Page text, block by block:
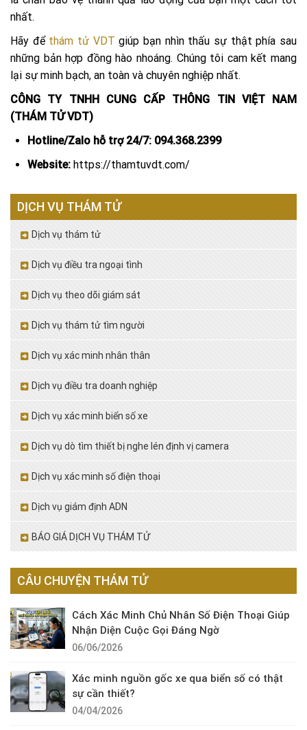
nhất.
Hãy để thám tử VDT giúp bạn nhìn thấu sự thật phía sau
những bản hợp đồng hào nhoáng. Chúng tôi cam kết mang
lại sự minh bạch, an toàn và chuyên nghiệp nhất.
CÔNG TY TNHH CUNG CẤP THÔNG TIN VIỆT NAM
(THÁM TỬ VDT)
Hotline/Zalo hỗ trợ 24/7: 094.368.2399
Website: https://thamtuvdt.com/
DỊCH VỤ THÁM TỬ
Dịch vụ thám tử
Dịch vụ điều tra ngoại tình
Dịch vụ theo dõi giám sát
Dịch vụ thám tử tìm người
Dịch vụ xác minh nhân thân
Dịch vụ điều tra doanh nghiệp
Dịch vụ xác minh biển số xe
Dịch vụ dò tìm thiết bị nghe lén định vị camera
Dịch vụ xác minh số điện thoại
Dịch vụ giám định ADN
BÁO GIÁ DỊCH VỤ THÁM TỬ
CÂU CHUYỆN THÁM TỬ
Cách Xác Minh Chủ Nhân Số Điện Thoại Giúp
Nhận Diện Cuộc Gọi Đáng Ngờ
06/06/2026
Xác minh nguồn gốc xe qua biển số có thật
sự cần thiết?
04/04/2026